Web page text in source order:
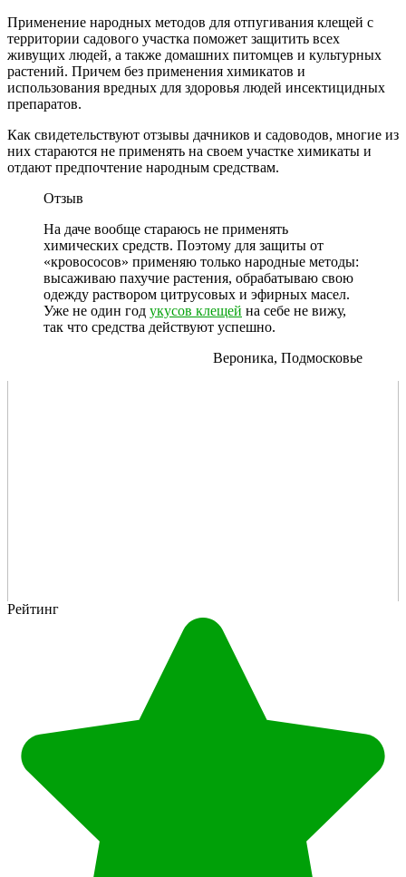
Применение народных методов для отпугивания клещей с
территории садового участка поможет защитить всех
живущих людей, а также домашних питомцев и культурных
растений. Причем без применения химикатов и
использования вредных для здоровья людей инсектицидных
препаратов.
Как свидетельствуют отзывы дачников и садоводов, многие из
них стараются не применять на своем участке химикаты и
отдают предпочтение народным средствам.
Отзыв
На даче вообще стараюсь не применять
химических средств. Поэтому для защиты от
«кровососов» применяю только народные методы:
высаживаю пахучие растения, обрабатываю свою
одежду раствором цитрусовых и эфирных масел.
Уже не один год укусов клещей на себе не вижу,
так что средства действуют успешно.
Вероника, Подмосковье
Рейтинг